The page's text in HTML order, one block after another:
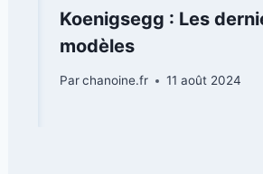
Koenigsegg : Les
modèles
Parchanoine.fr 11 août 2024